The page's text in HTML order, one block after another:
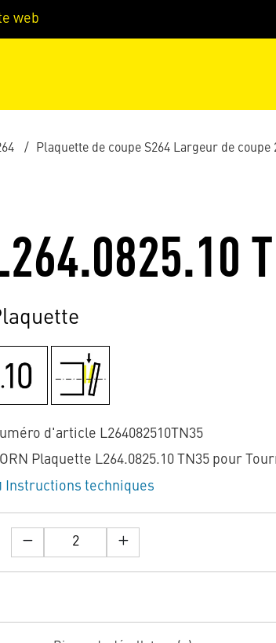
page
web
Plaquette de coupe S264 Largeur de coupe
d'article L264082510TN35
Plaquette L264.0825.10 TN35 pour
Instructions techniques